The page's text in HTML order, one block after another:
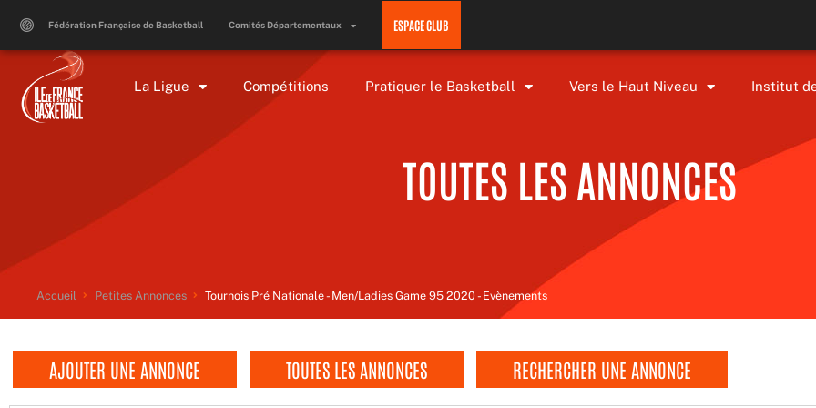
Fédération Française de Basketball Comités Départementaux ESPACE CLUB
La Ligue Compétitions Pratiquer le Basketball Vers le Haut Niveau Institut
TOUTES LES ANNONCES
Accueil Petites Annonces Tournois Pré Nationale - Men/Ladies Game 95 2020 - Evènements
AJOUTER UNE ANNONCE TOUTES LES ANNONCES RECHERCHER UNE ANNONCE